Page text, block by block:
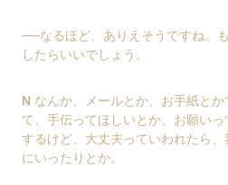
──なるほど、ありえそうですね。
したらいいでしょう。
N なんか、メールとか、お手紙と
て、手伝ってほしいとか、お願い
するけど、大丈夫っていわれたら
にいったりとか。